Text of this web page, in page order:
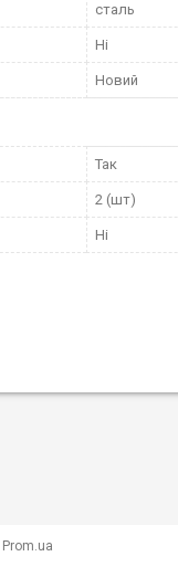
сталь
Ні
Новий
Так
2 (шт)
Ні
Prom.ua